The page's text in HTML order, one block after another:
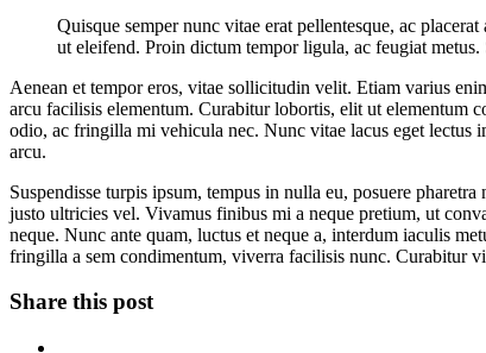
Quisque semper nunc vitae erat pellentesque, ac
ut eleifend. Proin dictum tempor ligula, ac feugiat
Aenean et tempor eros, vitae sollicitudin velit. Etiam varius
arcu facilisis elementum. Curabitur lobortis, elit ut elementum
odio, ac fringilla mi vehicula nec. Nunc vitae lacus eget lectus
arcu.
Suspendisse turpis ipsum, tempus in nulla eu, posuere
justo ultricies vel. Vivamus finibus mi a neque pretium, ut
neque. Nunc ante quam, luctus et neque a, interdum iaculis
fringilla a sem condimentum, viverra facilisis nunc. Curabitur
Share this post